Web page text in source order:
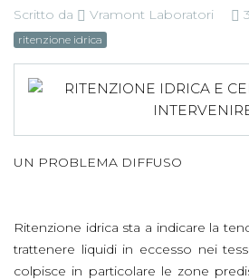
Scritto da Vramont Laboratori
ritenzione idrica
UN PROBLEMA DIFFUSO
Ritenzione idrica sta a indicare la
trattenere liquidi in eccesso nei
colpisce in particolare le zone